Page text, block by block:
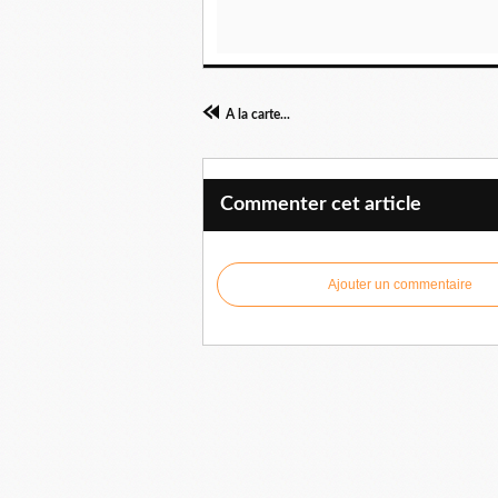
A la carte...
Commenter cet article
Ajouter un commentaire